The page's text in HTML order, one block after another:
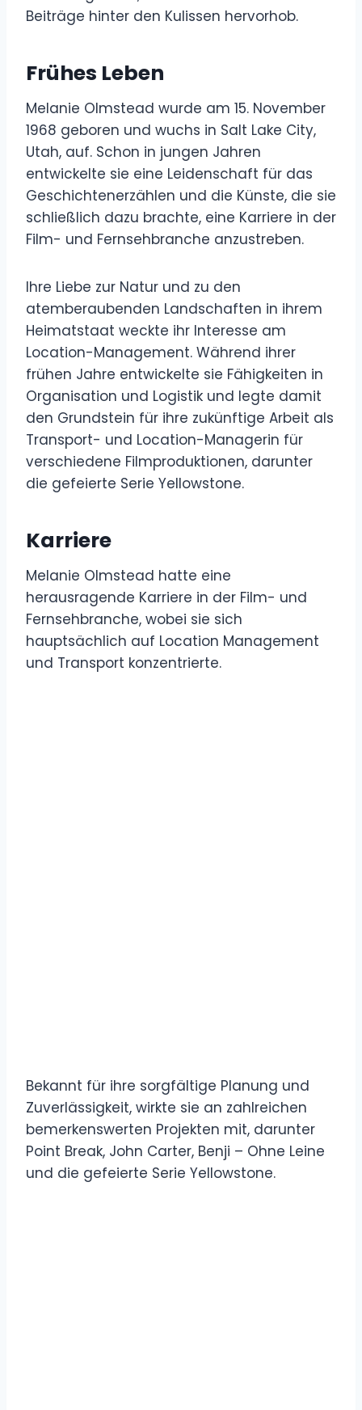
Beiträge hinter den Kulissen hervorhob.
Frühes Leben
Melanie Olmstead wurde am 15. November
1968 geboren und wuchs in Salt Lake City,
Utah, auf. Schon in jungen Jahren
entwickelte sie eine Leidenschaft für das
Geschichtenerzählen und die Künste, die sie
schließlich dazu brachte, eine Karriere in der
Film- und Fernsehbranche anzustreben.
Ihre Liebe zur Natur und zu den
atemberaubenden Landschaften in ihrem
Heimatstaat weckte ihr Interesse am
Location-Management. Während ihrer
frühen Jahre entwickelte sie Fähigkeiten in
Organisation und Logistik und legte damit
den Grundstein für ihre zukünftige Arbeit als
Transport- und Location-Managerin für
verschiedene Filmproduktionen, darunter
die gefeierte Serie Yellowstone.
Karriere
Melanie Olmstead hatte eine
herausragende Karriere in der Film- und
Fernsehbranche, wobei sie sich
hauptsächlich auf Location Management
und Transport konzentrierte.
Bekannt für ihre sorgfältige Planung und
Zuverlässigkeit, wirkte sie an zahlreichen
bemerkenswerten Projekten mit, darunter
Point Break, John Carter, Benji – Ohne Leine
und die gefeierte Serie Yellowstone.